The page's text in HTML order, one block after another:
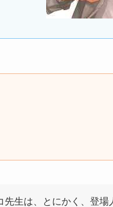
先生は、とにかく、登